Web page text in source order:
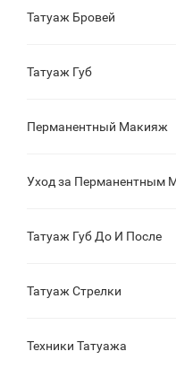
Татуаж Бровей
Татуаж Губ
Перманентный Макияж
Уход за Перманентным
Татуаж Губ До И После
Татуаж Стрелки
Техники Татуажа